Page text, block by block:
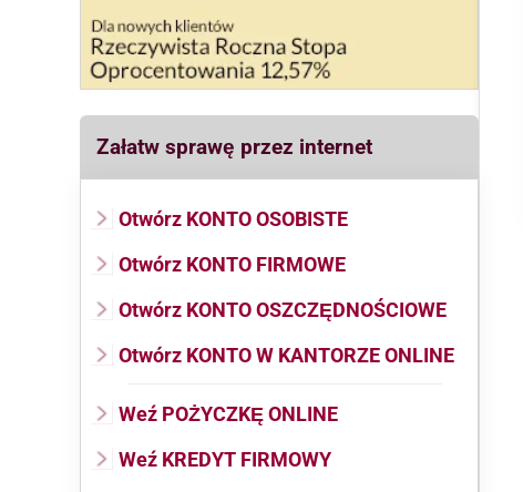
Załatw sprawę przez internet
Otwórz KONTO OSOBISTE
Otwórz KONTO FIRMOWE
Otwórz KONTO OSZCZĘDNOŚCIOWE
Otwórz KONTO W KANTORZE ONLINE
Weź POŻYCZKĘ ONLINE
Weź KREDYT FIRMOWY